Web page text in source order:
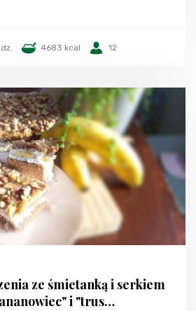
4683 kcal 12
ze śmietanką i serkiem
i "trus…